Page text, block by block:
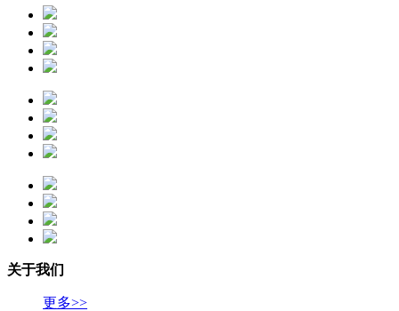
关于我们
更多>>